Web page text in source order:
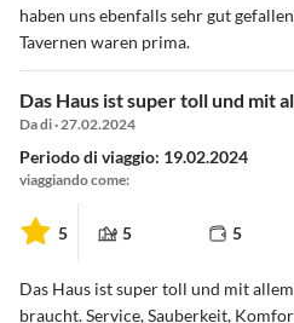
haben uns ebenfalls sehr gut
Tavernen waren prima.
Das Haus ist super toll und mit
Da di · 27.02.2024
Periodo di viaggio: 19.02.2024
viaggiando come:
5 5 5
Das Haus ist super toll und mit
braucht. Service, Sauberkeit,